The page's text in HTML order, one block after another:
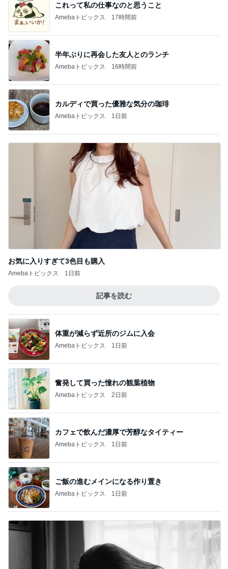
これって私の仕事なのと思うこと
Amebaトピックス 17時間前
半年ぶりに再会した友人とのランチ
Amebaトピックス 16時間前
カルディで買った優雅な気分の珈琲
Amebaトピックス 1日前
お気に入りすぎて3色目も購入
Amebaトピックス 1日前
記事を読む
体重が減らず近所のジムに入会
Amebaトピックス 1日前
奮発して買った憧れの観葉植物
Amebaトピックス 2日前
カフェで飲んだ濃厚で芳醇なタイティー
Amebaトピックス 1日前
ご飯の進むメインになる作り置き
Amebaトピックス 1日前